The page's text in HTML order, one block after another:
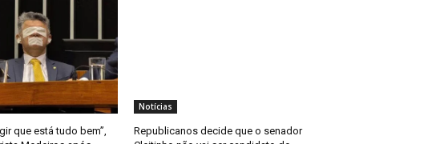
que está tudo bem”,
Notícias
Republicanos decide que o senador